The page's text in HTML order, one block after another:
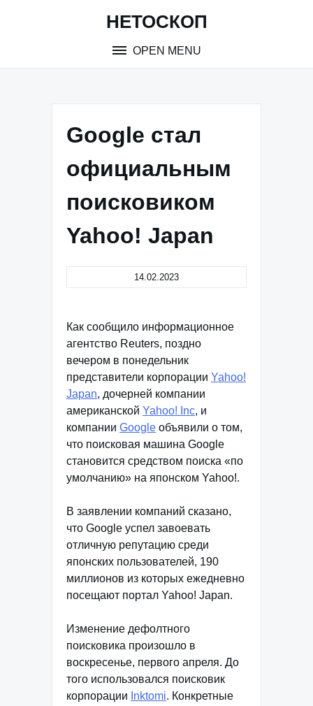
НЕТОСКОП
OPEN MENU
Google стал
официальным
поисковиком
Yahoo! Japan
14.02.2023
Как сообщило информационное
агентство Reuters, поздно
вечером в понедельник
представители корпорации Yahoo!
Japan, дочерней компании
американской Yahoo! Inc, и
компании Google объявили о том,
что поисковая машина Google
становится средством поиска «по
умолчанию» на японском Yahoo!.
В заявлении компаний сказано,
что Google успел завоевать
отличную репутацию среди
японских пользователей, 190
миллионов из которых ежедневно
посещают портал Yahoo! Japan.
Изменение дефолтного
поисковика произошло в
воскресенье, первого апреля. До
того использовался поисковик
корпорации Inktomi. Конкретные